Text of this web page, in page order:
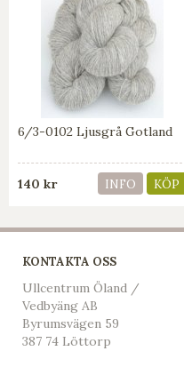
6/3-0102 Ljusgrå Gotland
140 kr INFO KÖP
KONTAKTA OSS
Ullcentrum Öland /
Vedbyäng AB
Byrumsvägen 59
387 74 Löttorp